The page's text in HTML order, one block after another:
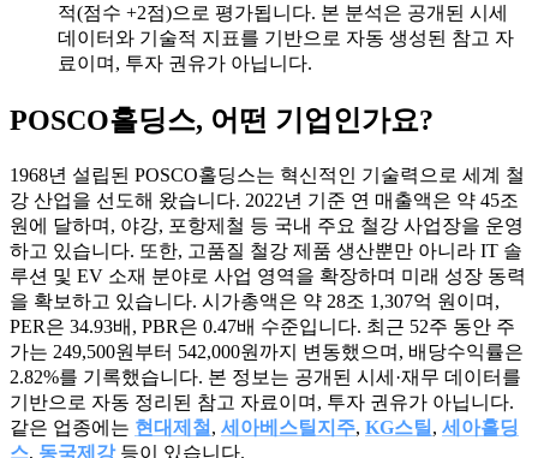
적(점수 +2점)으로 평가됩니다. 본 분석은 공개된 시세
데이터와 기술적 지표를 기반으로 자동 생성된 참고 자
료이며, 투자 권유가 아닙니다.
POSCO홀딩스, 어떤 기업인가요?
1968년 설립된 POSCO홀딩스는 혁신적인 기술력으로 세계 철
강 산업을 선도해 왔습니다. 2022년 기준 연 매출액은 약 45조
원에 달하며, 야강, 포항제철 등 국내 주요 철강 사업장을 운영
하고 있습니다. 또한, 고품질 철강 제품 생산뿐만 아니라 IT 솔
루션 및 EV 소재 분야로 사업 영역을 확장하며 미래 성장 동력
을 확보하고 있습니다. 시가총액은 약 28조 1,307억 원이며,
PER은 34.93배, PBR은 0.47배 수준입니다. 최근 52주 동안 주
가는 249,500원부터 542,000원까지 변동했으며, 배당수익률은
2.82%를 기록했습니다. 본 정보는 공개된 시세·재무 데이터를
기반으로 자동 정리된 참고 자료이며, 투자 권유가 아닙니다.
같은 업종에는 현대제철 , 세아베스틸지주, KG스틸 , 세아홀딩
스, 동국제강등이 있습니다.